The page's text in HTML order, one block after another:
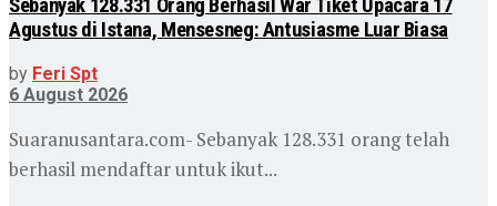
Sebanyak 128.331 Orang Berhasil War Tiket Upacara 17
Agustus di Istana, Mensesneg: Antusiasme Luar Biasa
by Feri Spt
6 August 2026
Suaranusantara.com- Sebanyak 128.331 orang telah
berhasil mendaftar untuk ikut...